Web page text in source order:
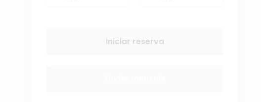
Iniciar reserva